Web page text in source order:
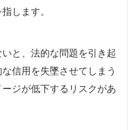
します。
と、法的な問題を引き起
信用を失墜させてしまう
ジが低下するリスクがあ